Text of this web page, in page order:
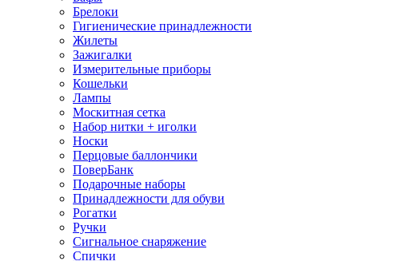
Брелоки
Гигиенические принадлежности
Жилеты
Зажигалки
Измерительные приборы
Кошельки
Лампы
Москитная сетка
Набор нитки + иголки
Носки
Перцовые баллончики
ПоверБанк
Подарочные наборы
Принадлежности для обуви
Рогатки
Ручки
Сигнальное снаряжение
Спички